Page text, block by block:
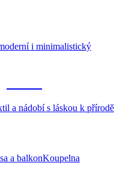
i minimalistický
a nádobí s láskou k přírodě
a balkonKoupelna